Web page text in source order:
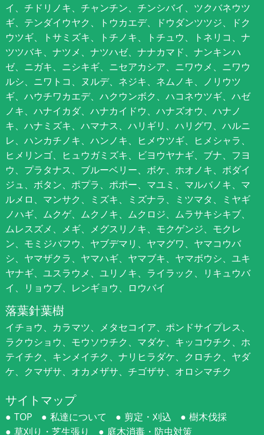
イ、チドリノキ、チャンチン、チンシバイ、ツクバネウツ
ギ、テンダイウヤク、トウカエデ、ドウダンツツジ、ドク
ウツギ、トサミズキ、トチノキ、トチュウ、トネリコ、ナ
ツツバキ、ナツメ、ナツハゼ、ナナカマド、ナンキンハ
ゼ、ニガキ、ニシキギ、ニセアカシア、ニワウメ、ニワウ
ルシ、ニワトコ、ヌルデ、ネジキ、ネムノキ、ノリウツ
ギ、ハウチワカエデ、ハクウンボク、ハコネウツギ、ハゼ
ノキ、ハナイカダ、ハナカイドウ、ハナズオウ、ハナノ
キ、ハナミズキ、ハマナス、ハリギリ、ハリグワ、ハルニ
レ、ハンカチノキ、ハンノキ、ヒメウツギ、ヒメシャラ、
ヒメリンゴ、ヒュウガミズキ、ビヨウヤナギ、ブナ、フヨ
ウ、プラタナス、ブルーベリー、ボケ、ホオノキ、ボダイ
ジュ、ボタン、ポプラ、ポポー、マユミ、マルバノキ、マ
ルメロ、マンサク、ミズキ、ミズナラ、ミツマタ、ミヤギ
ノハギ、ムクゲ、ムクノキ、ムクロジ、ムラサキシキブ、
ムレスズメ、メギ、メグスリノキ、モクゲンジ、モクレ
ン、モミジバフウ、ヤブデマリ、ヤマグワ、ヤマコウバ
シ、ヤマザクラ、ヤマハギ、ヤマブキ、ヤマボウシ、ユキ
ヤナギ、ユスラウメ、ユリノキ、ライラック、リキュウバ
イ、リョウブ、レンギョウ、ロウバイ
落葉針葉樹
イチョウ、カラマツ、メタセコイア、ポンドサイプレス、
ラクウショウ、モウソウチク、マダケ、キッコウチク、ホ
テイチク、キンメイチク、ナリヒラダケ、クロチク、ヤダ
ケ、クマザサ、オカメザサ、チゴザサ、オロシマチク
サイトマップ
TOP 私達について 剪定・刈込
樹木伐採
草刈り・芝生張り
庭木消毒・防虫対策